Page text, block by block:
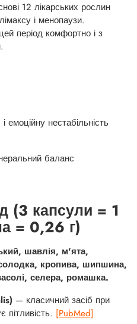
12 лікарських рослин
і менопаузи.
період комфортно і з
емоційну нестабільність
баланс
(3 капсули = 1
= 0,26 г)
шавлія, м'ята,
кропива, шипшина,
селера, ромашка.
— класичний засіб при
[PubMed]